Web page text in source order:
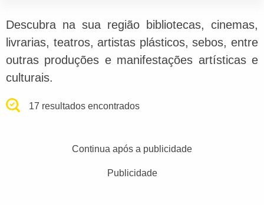
Descubra na sua região bibliotecas, cinemas,
livrarias, teatros, artistas plásticos, sebos, entre
outras produções e manifestações artísticas e
culturais.
17 resultados encontrados
Continua após a publicidade
Publicidade